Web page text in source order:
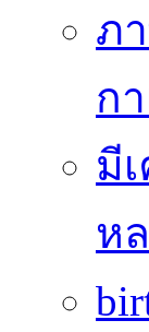
ภ
ก
มี
ห